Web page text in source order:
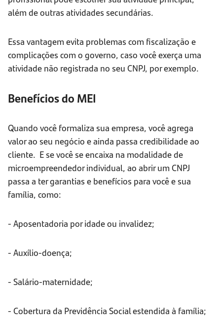
além de outras atividades secundárias.
Essa vantagem evita problemas com fiscalização e
complicações com o governo, caso você exerça uma
atividade não registrada no seu CNPJ, por exemplo.
Benefícios do MEI
Quando você formaliza sua empresa, você agrega
valor ao seu negócio e ainda passa credibilidade ao
cliente. E se você se encaixa na modalidade de
microempreendedor individual, ao abrir um CNPJ
passa a ter garantias e benefícios para você e sua
família, como:
- Aposentadoria por idade ou invalidez;
- Auxílio-doença;
- Salário-maternidade;
- Cobertura da Previdência Social estendida à família;